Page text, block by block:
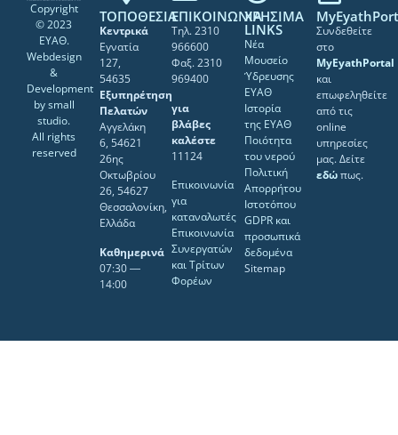
Copyright
© 2023
ΕΥΑΘ.
Webdesign
&
Development
bysmall
studio.
All rights
reserved
ΤΟΠΟΘΕΣΙΑ
Κεντρικά
Εγνατία
127,
54635
Εξυπηρέτηση
Πελατών
Αγγελάκη
6, 54621
26ης
Οκτωβρίου
26, 54627
Θεσσαλονίκη,
Ελλάδα
Καθημερινά
07:30 ―
14:00
ΕΠΙΚΟΙΝΩΝΙΑ
Τηλ. 2310
966600
Φαξ. 2310
969400
για
βλάβες
καλέστε
11124
Επικοινωνία
για
καταναλωτές
Επικοινωνία
Συνεργατών
και Τρίτων
Φορέων
ΧΡΗΣΙΜΑ
LINKS
Νέα
Μουσείο
Ύδρευσης
ΕΥΑΘ
Ιστορία
της ΕΥΑΘ
Ποιότητα
του νερού
Πολιτική
Απορρήτου
Ιστοτόπου
GDPR και
προσωπικά
δεδομένα
Sitemap
Συνδεθείτε
στο
MyEyathPortal
και
επωφεληθείτε
από τις
online
υπηρεσίες
μας. Δείτε
εδώπως.